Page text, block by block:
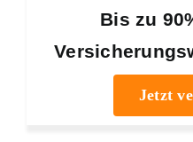
Bis zu
Jetzt